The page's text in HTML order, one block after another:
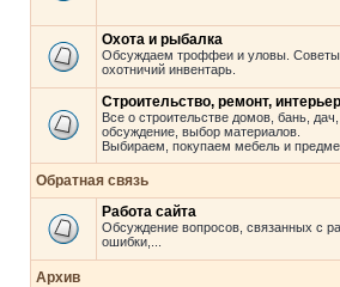
Охота и рыбалка
Обсуждаем троффеи и уловы. Советы
охотничий инвентарь.
Строительство, ремонт, интерьер
Все о строительстве домов, бань,
обсуждение, выбор материалов.
Выбираем, покупаем мебель и
Обратная связь
Работа сайта
Обсуждение вопросов, связанных с
ошибки,...
Архив